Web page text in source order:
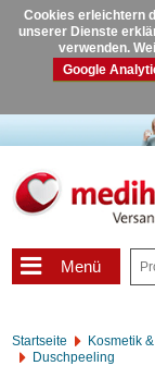
Cookies erleichtern
unserer Dienste
verwenden.
Google
Menü
Startseite Kosmetik
Duschpeeling